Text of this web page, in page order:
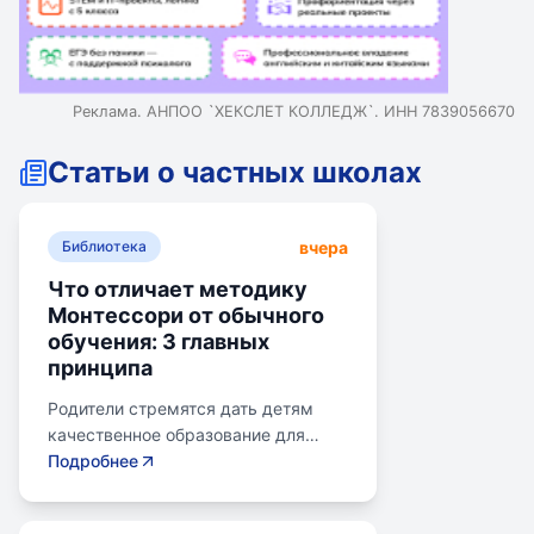
Реклама. АНПОО `ХЕКСЛЕТ КОЛЛЕДЖ`. ИНН 7839056670
Статьи о частных школах
Библиотека вчера
Что отличает методику
Монтессори от обычного
обучения: 3 главных
принципа
Родители стремятся дать детям
качественное образование для
лучшего будущего. Обучение по
Подробнее